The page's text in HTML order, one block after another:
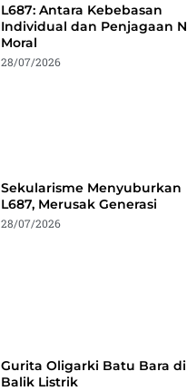
L687: Antara Kebebasan
Individual dan Penjagaan
Moral
28/07/2026
Sekularisme Menyuburkan
L687, Merusak Generasi
28/07/2026
Gurita Oligarki Batu Bara di
Balik Listrik